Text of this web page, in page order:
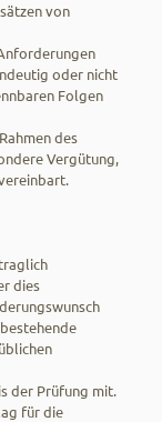
von
oder nicht
Folgen
des
Vergütung,
dies
der Prüfung mit.
für die